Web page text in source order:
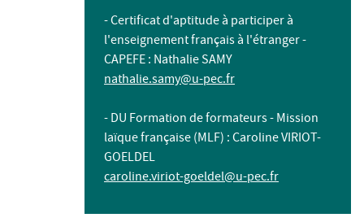
- Certificat d'aptitude à participer à
l'enseignement français à l'étranger -
CAPEFE : Nathalie SAMY
nathalie.samy@u-pec.fr
- DU Formation de formateurs - Mission
laïque française (MLF) : Caroline VIRIOT-
GOELDEL
caroline.viriot-goeldel@u-pec.fr